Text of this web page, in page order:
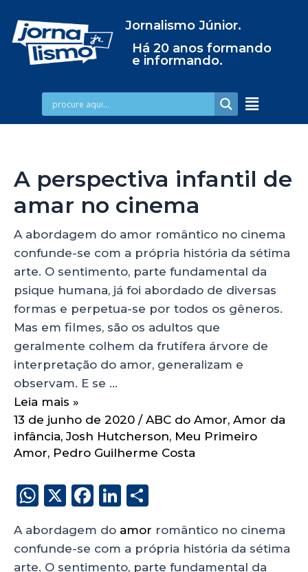
Jornalismo Júnior.
Há 20 anos formando
e informando.
A perspectiva infantil de
amar no cinema
A abordagem do amor romântico no cinema
confunde-se com a própria história da sétima
arte. O sentimento, parte fundamental da
psique humana, já foi abordado de diversas
formas e perpetua-se por todos os gêneros.
Mas em filmes, são os adultos que
geralmente colhem da frutífera árvore de
interpretação do amor, generalizam e
observam. E se …
Leia mais »
13 de junho de 2020 / ABC do Amor, Amor da
infância,Josh Hutcherson, Meu Primeiro
Amor, Pedro Guilherme Costa
W
a
ts
X
F
c
e
Li
k
e
a
re
A abordagem do amor romântico no cinema
confunde-se com a própria história da sétima
arte. O sentimento, parte fundamental da